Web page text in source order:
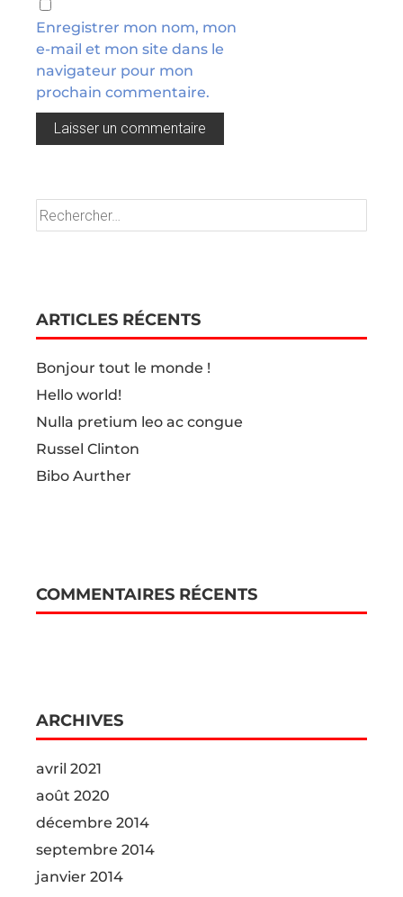
Enregistrer mon nom, mon
e-mail et mon site dans le
navigateur pour mon
prochain commentaire.
ARTICLES RÉCENTS
Bonjour tout le monde !
Hello world!
Nulla pretium leo ac congue
Russel Clinton
Bibo Aurther
COMMENTAIRES RÉCENTS
ARCHIVES
avril 2021
août 2020
décembre 2014
septembre 2014
janvier 2014